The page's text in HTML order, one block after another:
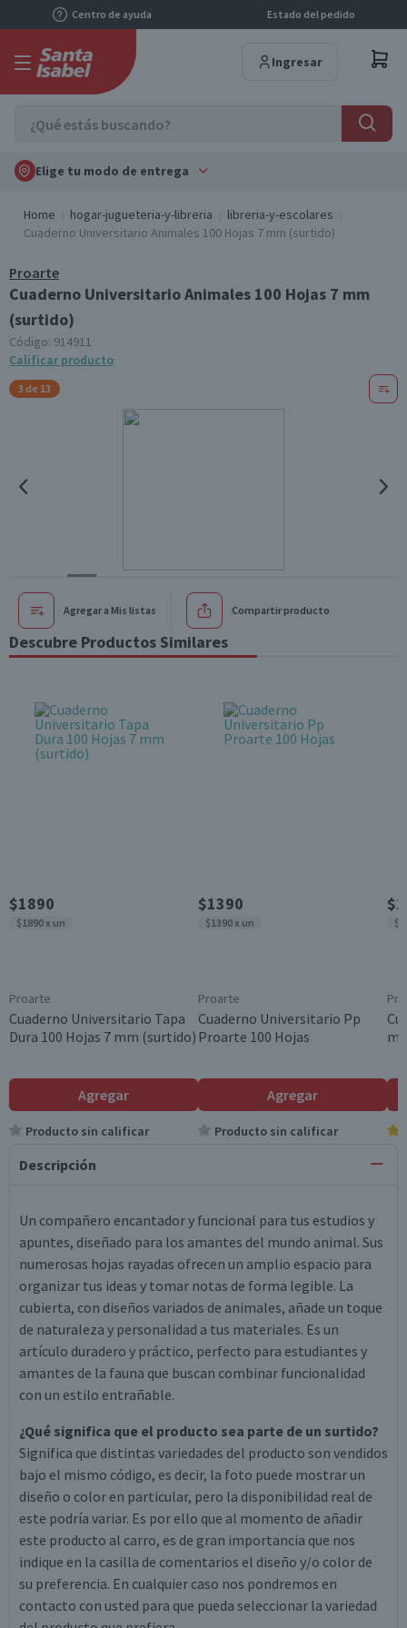
Centro de ayuda Estado del pedido
Ingresar
Elige tu modo de entrega
Home hogar-jugueteria-y-libreria
libreria-y-escolares
Cuaderno Universitario Animales 100 Hojas 7 mm (surtido)
Proarte
Cuaderno Universitario Animales 100 Hojas 7 mm
(surtido)
Código: 914911
Calificar producto
3 de 13
Agregar a Mis listas Compartir producto
Descubre Productos Similares
$1890
$1890 x un
Proarte
Cuaderno Universitario Tapa
Dura 100 Hojas 7 mm (surtido)
Agregar
Producto sin calificar
$1390
$1390 x un
Proarte
Cuaderno Universitario Pp
Proarte 100 Hojas
Agregar
Producto sin calificar
Descripción
Un compañero encantador y funcional para tus estudios y
apuntes, diseñado para los amantes del mundo animal. Sus
numerosas hojas rayadas ofrecen un amplio espacio para
organizar tus ideas y tomar notas de forma legible. La
cubierta, con diseños variados de animales, añade un toque
de naturaleza y personalidad a tus materiales. Es un
artículo duradero y práctico, perfecto para estudiantes y
amantes de la fauna que buscan combinar funcionalidad
con un estilo entrañable.
¿Qué significa que el producto sea parte de un surtido?
Significa que distintas variedades del producto son vendidos
bajo el mismo código, es decir, la foto puede mostrar un
diseño o color en particular, pero la disponibilidad real de
este podría variar. Es por ello que al momento de añadir
este producto al carro, es de gran importancia que nos
indique en la casilla de comentarios el diseño y/o color de
su preferencia. En cualquier caso nos pondremos en
contacto con usted para que pueda seleccionar la variedad